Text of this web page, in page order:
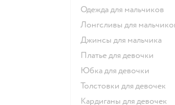
Одежда для мальчиков
Лонгсливы для
Джинсы для мальчика
Платье для девочки
Юбка для девочки
Толстовки для девочек
Кардиганы для девочек